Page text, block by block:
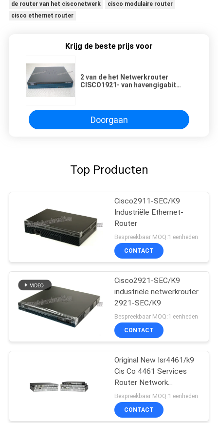
de router van het cisconetwerk
cisco modulaire router
cisco ethernet router
Krijg de beste prijs voor
2 van de het Netwerkrouter
CISCO1921- van havengigabit
Doorgaan
Top Producten
Cisco2911-SEC/K9
Industriële Ethernet-
Router
Bespreekbaar MOQ:1 eenheden
CONTACT
Cisco2921-SEC/K9
industriële netwerkrouter
2921-SEC/K9
Bespreekbaar MOQ:1 eenheden
CONTACT
Original New Isr4461/k9
Cis Co 4461 Services
Router Network
PouterISR4461/K9
Bespreekbaar MOQ:1 eenheden
CONTACT